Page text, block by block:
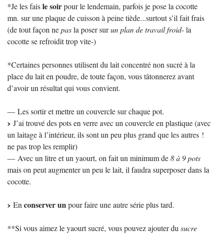
*Je les faisle soirpour le lendemain, parfois je pose la cocotte
mn. sur une plaque de cuisson à peine tiède...surtout s’il fait frais
(de tout façon nepasla poser surun plan de travail froid- la
cocotte se refroidit trop vite-)
*Certaines personnes utilisent du lait concentré non sucré à la
place du lait en poudre, de toute façon, vous tâtonnerez avant
d’avoir un résultat qui vous convient.
— Les sortir et mettre un couvercle sur chaque pot.
J’ai trouvé des pots en verre avec un couvercle en plastique (avec
un laitage à l’intérieur, ils sont un peu plus grand que les autres !
ne pas trop les remplir)
— Avec un litre et un yaourt, on fait un minimum de8 à 9 pots
mais on peut augmenter un peu le lait, il faudra superposer dans la
cocotte.
Enconserver unpour faire une autre série plus tard.
**Si vous aimez le yaourt sucré, vous pouvez ajouter dusucre